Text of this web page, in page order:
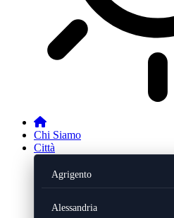
Chi Siamo
Città
Agrigento
Alessandria